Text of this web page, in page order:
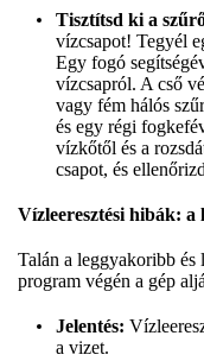
Tisztítsd ki a
vízcsapot! Tegyél
Egy fogó
vízcsapról. A cső
vagy fém hálós
és egy régi
vízkőtől és a
csapot, és
Vízleeresztési hibák:
Talán a leggyakoribb és
program végén a gép
Jelentés:
a vizet.